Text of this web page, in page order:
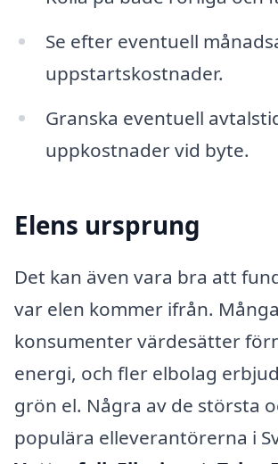
Se efter eventuell
uppstartskostnader.
Granska eventuell
uppkostnader vid byte.
Elens ursprung
Det kan även vara bra att
var elen kommer ifrån. Många
konsumenter värdesätter
energi, och fler elbolag
grön el. Några av de största
populära elleverantörerna i